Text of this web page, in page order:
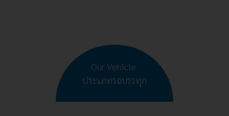
Our Vehicle
ประเภทรถบรรทุก